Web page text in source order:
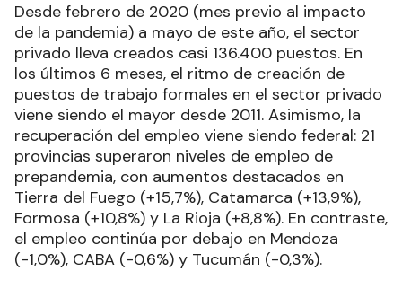
Desde febrero de 2020 (mes previo al impacto
de la pandemia) a mayo de este año, el sector
privado lleva creados casi 136.400 puestos. En
los últimos 6 meses, el ritmo de creación de
puestos de trabajo formales en el sector privado
viene siendo el mayor desde 2011. Asimismo, la
recuperación del empleo viene siendo federal: 21
provincias superaron niveles de empleo de
prepandemia, con aumentos destacados en
Tierra del Fuego (+15,7%), Catamarca (+13,9%),
Formosa (+10,8%) y La Rioja (+8,8%). En contraste,
el empleo continúa por debajo en Mendoza
(-1,0%), CABA (-0,6%) y Tucumán (-0,3%).